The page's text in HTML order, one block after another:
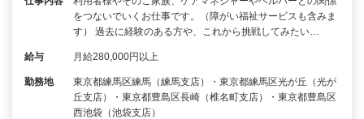
をつないでいくお仕事です。（障がい福祉サービスも含みま
す） 過去に経験のある方や、これから挑戦してみたい…
給与 月給280,000円以上
勤務地
東京都練馬区練馬（練馬支店）・東京都練馬区光が丘（光が
丘支店）・東京都豊島区長崎（椎名町支店）・東京都豊島区
西池袋（池袋支店）